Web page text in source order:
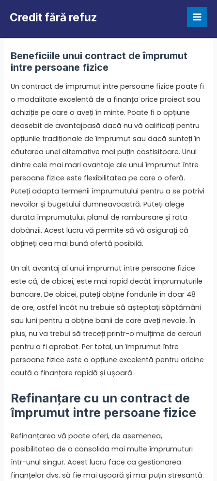
Credit fără refuz
Beneficiile unui contract de împrumut
intre persoane fizice
Un contract de împrumut intre persoane fizice poate fi
o modalitate excelentă de a finanța orice proiect sau
achiziție pe care o aveți în minte. Poate fi o opțiune
deosebit de avantajoasă dacă nu vă calificați pentru
opțiunile tradiționale de împrumut sau dacă sunteți în
căutarea unei alternative mai puțin costisitoare. Unul
dintre cele mai mari avantaje ale unui împrumut între
persoane fizice este flexibilitatea pe care o oferă.
Puteți adapta termenii împrumutului pentru a se potrivi
nevoilor și bugetului dumneavoastră. Puteți alege
durata împrumutului, planul de rambursare și rata
dobânzii. Acest lucru vă permite să vă asigurați că
obțineți cea mai bună ofertă posibilă.
Un alt avantaj al unui împrumut între persoane fizice
este că, de obicei, este mai rapid decât împrumuturile
bancare. De obicei, puteți obține fondurile în doar 48
de ore, astfel încât nu trebuie să așteptați săptămâni
sau luni pentru a obține banii de care aveți nevoie. În
plus, nu va trebui să treceți printr-o mulțime de cercuri
pentru a fi aprobat. Per total, un împrumut între
persoane fizice este o opțiune excelentă pentru oricine
caută o finanțare rapidă și ușoară.
Refinanțare cu un contract de
împrumut intre persoane fizice
Refinanțarea vă poate oferi, de asemenea,
posibilitatea de a consolida mai multe împrumuturi
într-unul singur. Acest lucru face ca gestionarea
finanțelor dvs. să fie mai ușoară și mai puțin stresantă.